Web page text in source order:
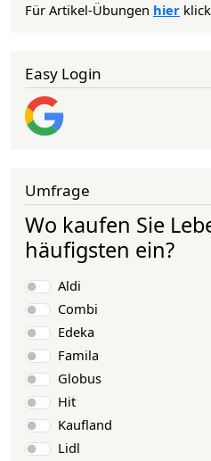
Für Artikel-Übungen hier
Easy Login
Umfrage
Wo kaufen Sie
häufigsten ein?
Aldi
Combi
Edeka
Famila
Globus
Hit
Kaufland
Lidl